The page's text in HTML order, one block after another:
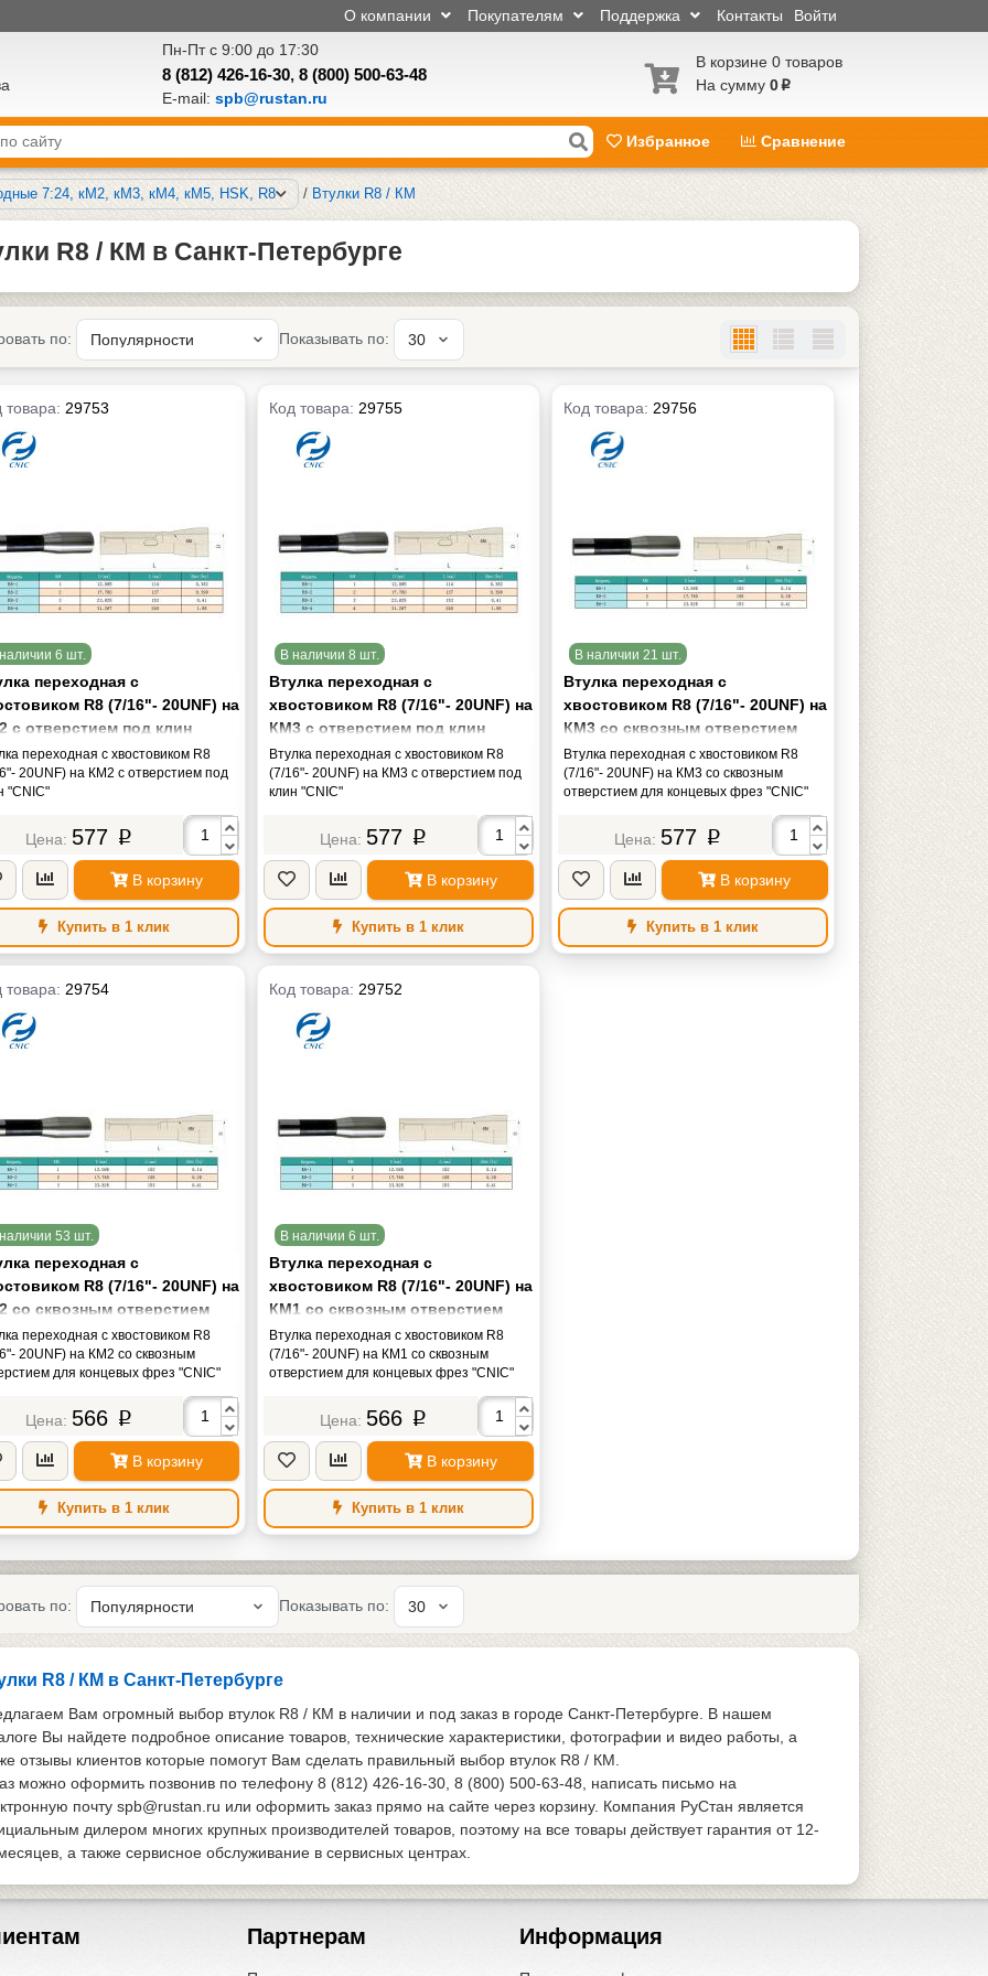
Войти
Контакты
Поддержка
Покупателям
О компании
Пн-Пт с 9:00 до 17:30
8 (812) 426-16-30, 8 (800) 500-63-48
E-mail: spb@rustan.ru
В корзине 0 товаров
На сумму 0 p
Избранное Сравнение
7:24, кМ2, кМ3, кМ4, кМ5, HSK, R8 / Втулки R8 / КМ
R8 / КМ в Санкт-Петербурге
по: Показывать по:
товара: 29753
6 шт.
переходная с
R8 (7/16"- 20UNF) на
с отверстием под клин
переходная с хвостовиком R8
20UNF) на КМ2 с отверстием под
"CNIC"
577 p
В корзину
Купить в 1 клик
Код товара: 29755
В наличии 8 шт.
Втулка переходная с
хвостовиком R8 (7/16"- 20UNF) на
КМ3 с отверстием под клин
"CNIC"
Втулка переходная с хвостовиком R8
(7/16"- 20UNF) на КМ3 с отверстием под
клин "CNIC"
577 p
В корзину
Купить в 1 клик
Код товара: 29756
В наличии 21 шт.
Втулка переходная с
хвостовиком R8 (7/16"- 20UNF) на
КМ3 со сквозным отверстием
для концевых фрез "CNIC"
Втулка переходная с хвостовиком R8
(7/16"- 20UNF) на КМ3 со сквозным
отверстием для концевых фрез "CNIC"
577 p
В корзину
Купить в 1 клик
товара: 29754
53 шт.
переходная с
R8 (7/16"- 20UNF) на
со сквозным отверстием
концевых фрез "CNIC"
переходная с хвостовиком R8
20UNF) на КМ2 со сквозным
для концевых фрез "CNIC"
566 p
В корзину
Купить в 1 клик
Код товара: 29752
В наличии 6 шт.
Втулка переходная с
хвостовиком R8 (7/16"- 20UNF) на
КМ1 со сквозным отверстием
для концевых фрез "CNIC"
Втулка переходная с хвостовиком R8
(7/16"- 20UNF) на КМ1 со сквозным
отверстием для концевых фрез "CNIC"
566 p
В корзину
Купить в 1 клик
по: Показывать по:
R8 / КМ в Санкт-Петербурге
Вам огромный выбор втулок R8 / КМ в наличии и под заказ в городе Санкт-Петербурге. В нашем
Вы найдете подробное описание товаров, технические характеристики, фотографии и видео работы, а
отзывы клиентов которые помогут Вам сделать правильный выбор втулок R8 / КМ.
можно оформить позвонив по телефону 8 (812) 426-16-30, 8 (800) 500-63-48, написать письмо на
почту spb@rustan.ru или оформить заказ прямо на сайте через корзину. Компания РуСтан является
дилером многих крупных производителей товаров, поэтому на все товары действует гарантия от 12-
а также сервисное обслуживание в сервисных центрах.
Партнерам Информация